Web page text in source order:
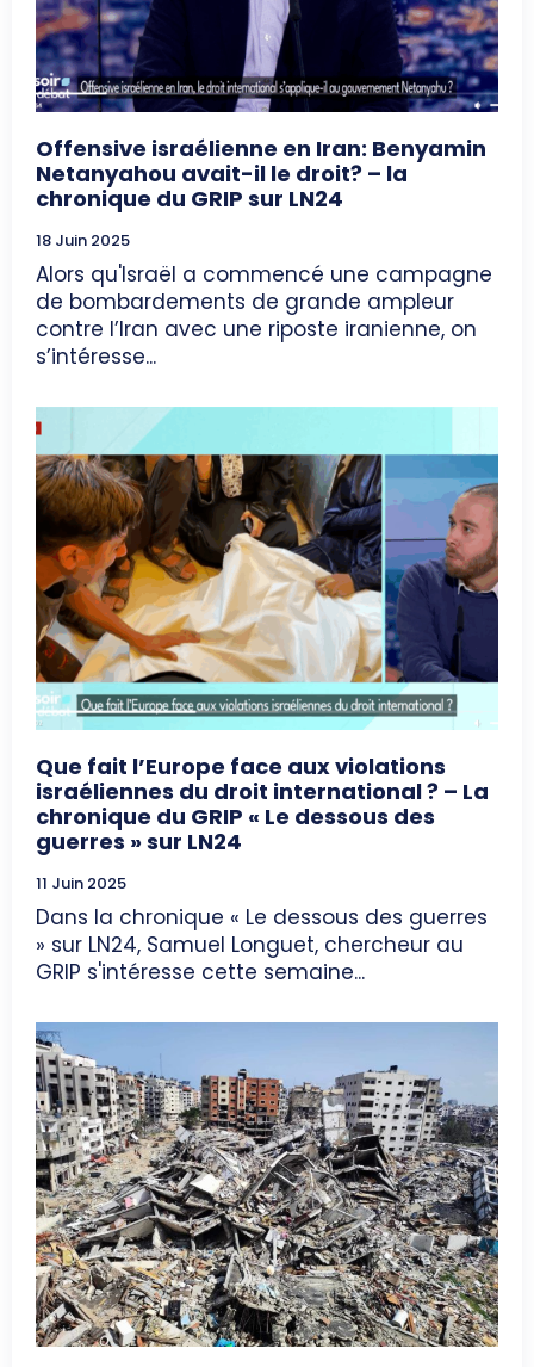
Offensive israélienne en Iran: Benyamin
Netanyahou avait-il le droit? – la
chronique du GRIP sur LN24
18 Juin 2025
Alors qu'Israël a commencé une campagne
de bombardements de grande ampleur
contre l’Iran avec une riposte iranienne, on
s’intéresse...
Que fait l’Europe face aux violations
israéliennes du droit international ? – La
chronique du GRIP « Le dessous des
guerres » sur LN24
11 Juin 2025
Dans la chronique « Le dessous des guerres
» sur LN24, Samuel Longuet, chercheur au
GRIP s'intéresse cette semaine...